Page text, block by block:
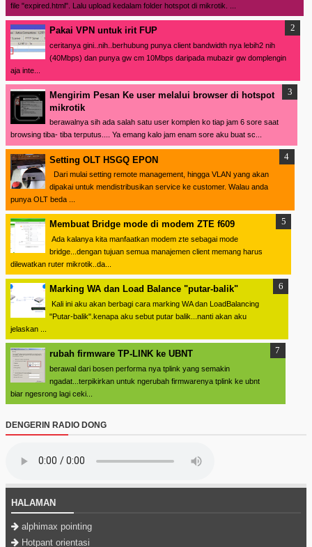
file "expired.html". Lalu upload kedalam folder hotspot di mikrotik. ...
Pakai VPN untuk irit FUP
ceritanya gini..nih..berhubung punya client bandwidth nya lebih2 nih
(40Mbps) dan punya gw cm 10Mbps daripada mubazir gw domplengin
aja inte...
Mengirim Pesan Ke user melalui browser di hotspot
mikrotik
berawalnya sih ada salah satu user komplen ko tiap jam 6 sore saat
browsing tiba- tiba terputus.... Ya emang kalo jam enam sore aku buat sc...
Setting OLT HSGQ EPON
Dari mulai setting remote management, hingga VLAN yang akan
dipakai untuk mendistribusikan service ke customer. Walau anda
punya OLT beda ...
Membuat Bridge mode di modem ZTE f609
Ada kalanya kita manfaatkan modem zte sebagai mode
bridge...dengan tujuan semua manajemen client memang harus
dilewatkan ruter mikrotik..da...
Marking WA dan Load Balance "putar-balik"
Kali ini aku akan berbagi cara marking WA dan LoadBalancing
"Putar-balik".kenapa aku sebut putar balik...nanti akan aku
jelaskan ...
rubah firmware TP-LINK ke UBNT
berawal dari bosen performa nya tplink yang semakin
ngadat...terpikirkan untuk ngerubah firmwarenya tplink ke ubnt
biar ngesrong lagi ceki...
DENGERIN RADIO DONG
HALAMAN
alphimax pointing
Hotpant orientasi